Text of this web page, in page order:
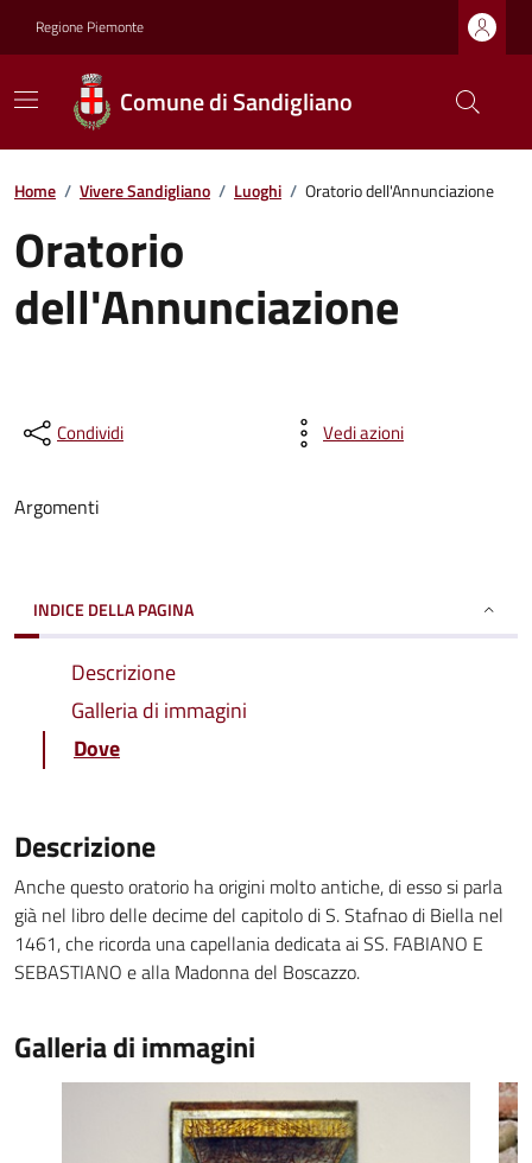
Regione Piemonte
Comune di Sandigliano
Home / Vivere Sandigliano / Luoghi / Oratorio dell'Annunciazione
Oratorio
dell'Annunciazione
Condividi Vedi azioni
Argomenti
INDICE DELLA PAGINA
Descrizione
Galleria di immagini
Dove
Descrizione
Anche questo oratorio ha origini molto antiche, di esso si parla
già nel libro delle decime del capitolo di S. Stafnao di Biella nel
1461, che ricorda una capellania dedicata ai SS. FABIANO E
SEBASTIANO e alla Madonna del Boscazzo.
Galleria di immagini